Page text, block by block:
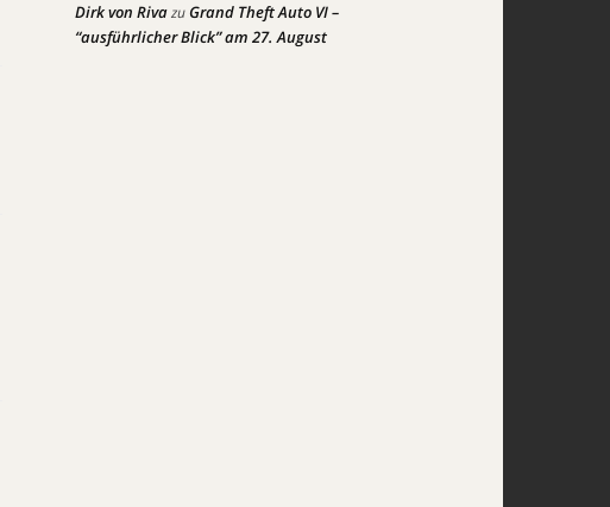
Dirk von RivazuGrand Theft Auto VI –
“ausführlicher Blick” am 27. August